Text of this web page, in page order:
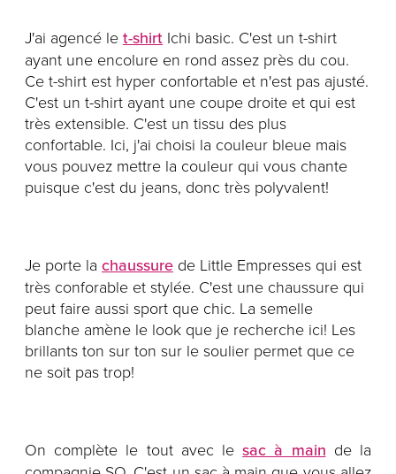
J'ai agencé le t-shirt Ichi basic. C'est un t-shirt
ayant une encolure en rond assez près du cou.
Ce t-shirt est hyper confortable et n'est pas ajusté.
C'est un t-shirt ayant une coupe droite et qui est
très extensible. C'est un tissu des plus
confortable. Ici, j'ai choisi la couleur bleue mais
vous pouvez mettre la couleur qui vous chante
puisque c'est du jeans, donc très polyvalent!
Je porte la chaussure de Little Empresses qui est
très conforable et stylée. C'est une chaussure qui
peut faire aussi sport que chic. La semelle
blanche amène le look que je recherche ici! Les
brillants ton sur ton sur le soulier permet que ce
ne soit pas trop!
On complète le tout avec lesac à main de la